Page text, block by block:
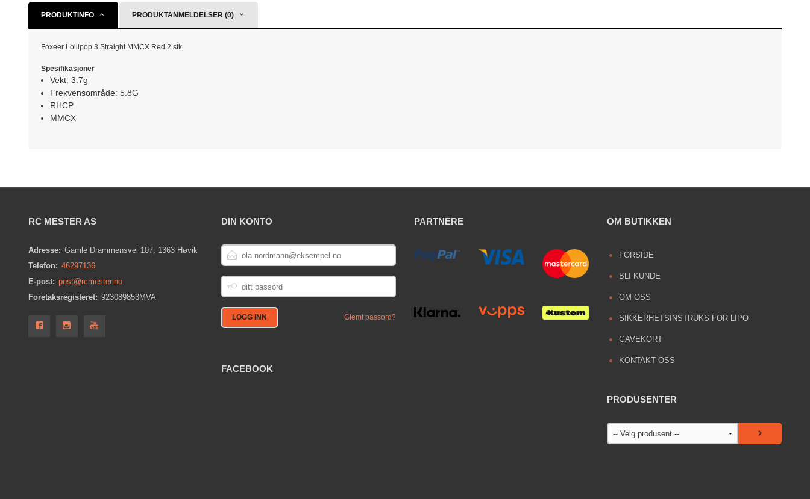
PRODUKTINFO PRODUKTANMELDELSER (0)
Foxeer Lollipop 3 Straight MMCX Red 2 stk
Spesifikasjoner
Vekt: 3.7g
Frekvensområde: 5.8G
RHCP
MMCX
RC MESTER AS
Adresse: Gamle Drammensvei 107, 1363 Høvik
Telefon: 46297136
E-post: post@rcmester.no
Foretaksregisteret: 923089853MVA
DIN KONTO
E-
POSTADRESSE
DITT
PASSORD
Glemt passord?
FACEBOOK
PARTNERE OM BUTIKKEN
FORSIDE
BLI KUNDE
OM OSS
SIKKERHETSINSTRUKS FOR LIPO
GAVEKORT
KONTAKT OSS
PRODUSENTER